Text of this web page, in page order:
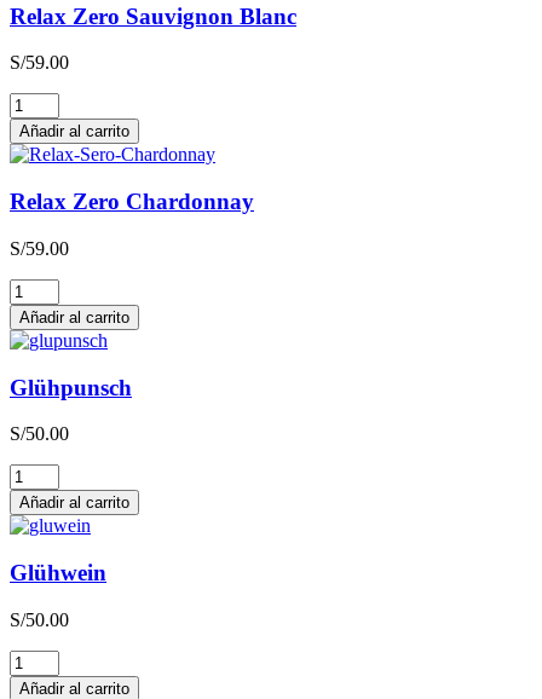
Relax Zero Sauvignon Blanc
S/59.00
Relax
Zero
Sauvignon
Blanc
cantidad
Añadir al carrito
Relax Zero Chardonnay
S/59.00
Relax
Zero
Chardonnay
cantidad
Añadir al carrito
Glühpunsch
S/50.00
Glühpunsch
cantidad
Añadir al carrito
Glühwein
S/50.00
Glühwein
cantidad
Añadir al carrito